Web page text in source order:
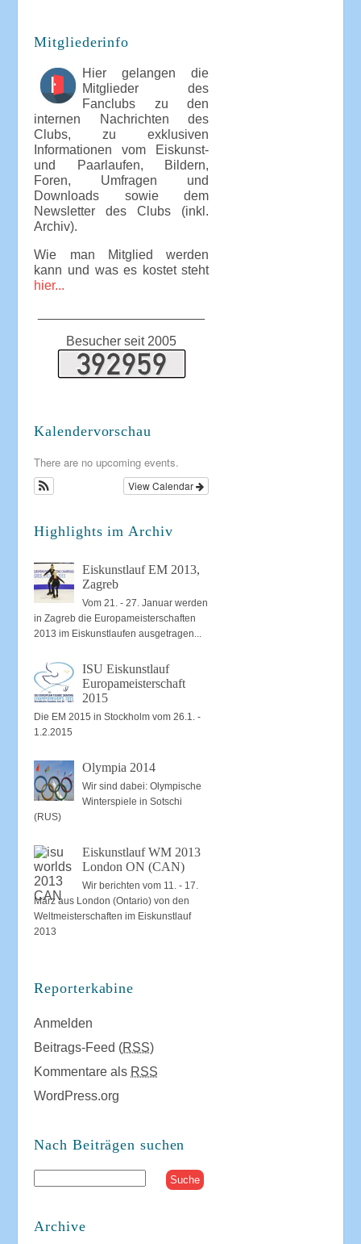
Mitgliederinfo
Hier gelangen die
Mitglieder des
Fanclubs zu den
internen Nachrichten des
Clubs, zu exklusiven
Informationen vom Eiskunst-
und Paarlaufen, Bildern,
Foren, Umfragen und
Downloads sowie dem
Newsletter des Clubs (inkl.
Archiv).
Wie man Mitglied werden
kann und was es kostet steht
hier...
Besucher seit 2005
Kalendervorschau
There are no upcoming events.
View Calendar
Highlights im Archiv
Eiskunstlauf EM 2013,
Zagreb
Vom 21. - 27. Januar werden
in Zagreb die Europameisterschaften
2013 im Eiskunstlaufen ausgetragen...
ISU Eiskunstlauf
Europameisterschaft
2015
Die EM 2015 in Stockholm vom 26.1. -
1.2.2015
Olympia 2014
Wir sind dabei: Olympische
Winterspiele in Sotschi
(RUS)
Eiskunstlauf WM 2013
London ON (CAN)
Wir berichten vom 11. - 17.
März aus London (Ontario) von den
Weltmeisterschaften im Eiskunstlauf
2013
Reporterkabine
Anmelden
Beitrags-Feed (RSS)
Kommentare als RSS
WordPress.org
Nach Beiträgen suchen
Archive